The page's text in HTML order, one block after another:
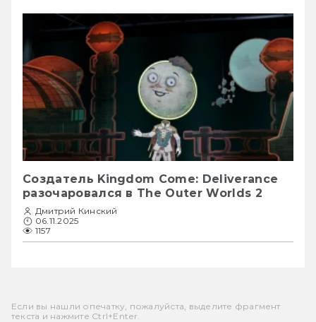
Создатель Kingdom Come: Deliverance
разочаровался в The Outer Worlds 2
Дмитрий Кинский
06.11.2025
1157
Если вы нашли опечатку, пожалуйста, выделите фрагмент
текста и нажмите Ctrl+Enter.